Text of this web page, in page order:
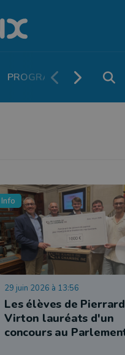
PROGRAMME TV
Info
29 juin 2026 à 13:56
Les élèves de Pierrard
Virton lauréats d'un
concours au